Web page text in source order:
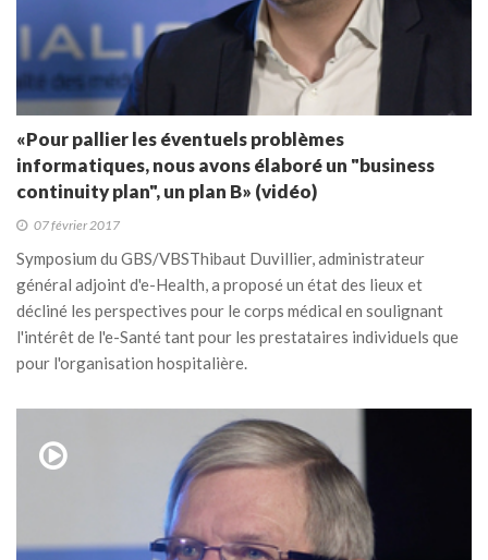
«Pour pallier les éventuels problèmes
informatiques, nous avons élaboré un "business
continuity plan", un plan B» (vidéo)
07 février 2017
Symposium du GBS/VBS​ Thibaut Duvillier, administrateur
général adjoint d'e-Health, a proposé un état des lieux et
décliné les perspectives pour le corps médical en soulignant
l'intérêt de l'e-Santé tant pour les prestataires individuels que
pour l'organisation hospitalière.